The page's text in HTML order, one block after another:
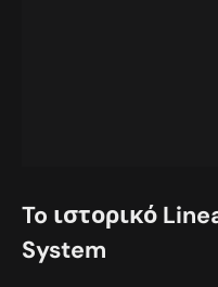
To ιστορικό
System